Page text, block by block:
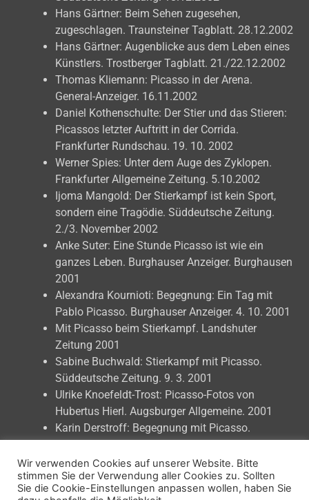
Hans Gärtner: Beim Sehen zugesehen,
zugeschlagen. Traunsteiner Tagblatt. 28.12.2002
Hans Gärtner: Augenblicke aus dem Leben eines
Künstlers. Trostberger Tagblatt. 21./22.12.2002
Thomas Kliemann: Picasso in der Arena.
General-Anzeiger. 16.11.2002
Daniel Kothenschulte: Der Stier und das Stieren:
Picassos letzter Auftritt in der Corrida.
Frankfurter Rundschau. 19. 10. 2002
Werner Spies: Unter dem Auge des Zyklopen.
Frankfurter Allgemeine Zeitung. 5.10.2002
Ijoma Mangold: Der Stierkampf ist kein Sport,
sondern eine Tragödie. Süddeutsche Zeitung.
2./3. November 2002
Anke Suter: Eine Stunde Picasso ist wie ein
ganzes Leben. Burghauser Anzeiger. Burghausen
2001
Alexandra Kournioti: Begegnung: Ein Tag mit
Pablo Picasso. Burghauser Anzeiger. 4. 10. 2001
Mit Picasso beim Stierkampf. Landshuter
Zeitung 2001
Sabine Buchwald: Stierkampf mit Picasso.
Süddeutsche Zeitung. 9. 3. 2001
Ulrike Knoefeldt-Trost: Picasso-Fotos von
Hubertus Hierl. Augsburger Allgemeine. 2001
Karin Derstroff: Begegnung mit Picasso.
Aichacher Zeitung 13.3.2001
Picasso dans l’arène. Nice matin. Nizza 2000
Karin Runze: Ein Bild ging um die Welt. Landshut
aktuell. 9. 4. 1997
Wir verwenden Cookies auf unserer Website. Bitte
stimmen Sie der Verwendung aller Cookies zu. Sollten
Sie die Cookie-Einstellungen anpassen wollen, haben Sie